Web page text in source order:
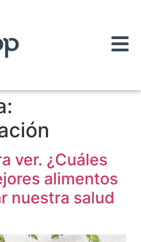
ver. ¿Cuáles
alimentos
nuestra salud